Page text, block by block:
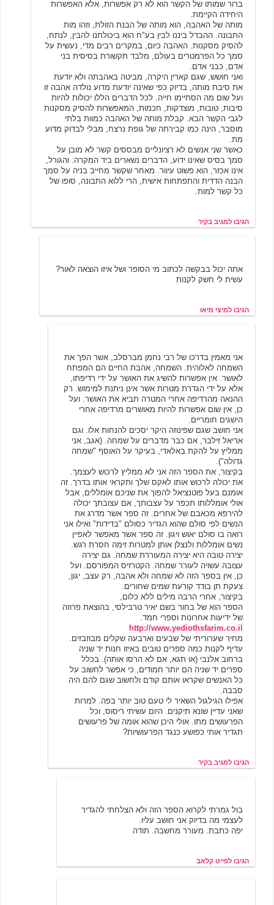
ברור שמותו של הקשר הוא לא רק אפשרות, אלא האפשרות
היחידה הקיימת.
מותה של האהבה, הוא מותה של הבנת הזולת, וזהו מות
התבונה. ההבדל ביננו לבין בע"ח הוא ביכולתנו להבין, לנתח,
להסיק מסקנות. האהבה כיום, במקרים רבים מדי, נעשית על
סמך כל הפרמטרים בעולם, מלבד תקשורת בסיסית בני
אדם, כבני אדם.
ואני חושש, שגם קארין היקרה, מביטה באהבתה ולא יודעת
את סיבת מותה, בדיוק כפי שאינה יודעת מדוע נולדה אהבה זו
ועל שום מה הסתיימו חייה. לכל הדברים הללו יכולות להיות
סיבות, טובות, מוצדקות, חכמות, המאפשרות להסיק מסקנות
לגבי הקשר הבא. קבלת מותה של האהבה כמוות בלתי
מוסבר, הינה כמו קבירתה של גופת נרצח, מבלי לבדוק מדוע
מת.
כאשר שני אנשים לא רציונליים מבססים קשר לא מובן על
סמך בסיס שאינו ידוע, הדברים נשארים ביד המקרה. והגורל,
אינו אכזר, הוא פשוט עיוור. מאחר שקשר מחייב בניה על סמך
הבנה הדדית והתפתחות אישית, הרי ללוא התבונה, סופו של
כל קשר למות.
הגיבו למגיב בקיר
אתה יכול בבקשה לכתוב מי הסופר ושל איזו הוצאה לאור?
עשית לי חשק לקנות
הגיבו למיצי מיאו
אני מאמין בדרכו של רבי נחמן מברסלב, אשר הפך את
השמחה לאלוהית. השמחה, אהבת החיים הם המפתח
לאושר. אין אפשרות להשיג את האושר על ידי רדיפתו,
אלא על ידי הגדרת מטרות אשר אינן ניתנת למימוש. רק
ההנאה מהרדיפה אחרי המטרה תביא את האושר. ועל
כן, אין שום אפשרות להיות מאושרים מרדיפה אחרי
הישגים חומריים.
אני חושב שגם שפינוזה היקר יסכים להנחות אלו. וגם
אריאל זילבר, אם כבר מדברים על שמחה. (אגב, אני
ממליץ על להקת באלאדי, בעיקר על האוסף "שמחה
גדולה").
בקיצור, את הספר הזה אני לא ממליץ לרכוש לעצמך.
את יכולה לרכוש אותו לאקס שלך ותקראי אותו בדרך. זה
אומנם בעל פוטנציאל להפוך את שניכם אומללים, אבל
אולי אומללותו תכפר על עצבותך, אם עצובתך יכולה
להירפא מכאבם של אחרים. זה ספר אשר מדרג את
הנשים לפי סולם שהוא הגדיר כסולם "בדידות" ואילו אני
רואה בו סולם יאוש ויגון. זה ספר אשר מאפשר לאפיין
נשים אומללות ולנצלן אותן למטרות זימה חסרת רגש.
יצירה טובה היא יצירה המעוררת שמחה. גם יצירה
עצובה עשויה לעורר שמחה. הקטרזיס המפורסם. ועל
כן, אין בספר הזה לא שמחה ולא אהבה, רק עצב, יגון,
צעקת תן בודד קורעת שמים שחורים.
בקיצור, אחרי הרבה מילים ללא כלום,
הספר הוא של בחור בשם יאיר טרבילסי, בהוצאת פרוזה
של ידיעות אחרונות וספרי חמד.
http://www.yediothsfarim.co.il
מחיר שערוריתי של שבעים וארבעה שקלים מבוזבזים.
עדיף לקנות כמה ספרים טובים באיזו חנות יד שניה
ברחוב אלנבי (או תגא, אם לא הרסו אותה). בכלל
ספרים יד שניה הם יותר חמודים, כי אפשר לחשוב על
כל האנשים שקראו אותם קודם ולחשוב שגם להם היה
סבבה.
אפילו הגילגול השאיר לי טעם טוב יותר בפה. למרות
שאני עדיין שונא תיקנים. היום עשיתי ריסוס, וכל
הפרעושים מתו. אולי היכן שהוא אומה של פרעושים
תגדיר אותי כפושע כנגד הפרעושיות?
הגיבו למגיב בקיר
בול גמרתי לקרוא הספר הזה ולא הצלחתי להגדיר
לעצמי מה בדיוק אני חושב עליו.
יפה כתבת. מעורר מחשבה. תודה
הגיבו לפייט קלאב